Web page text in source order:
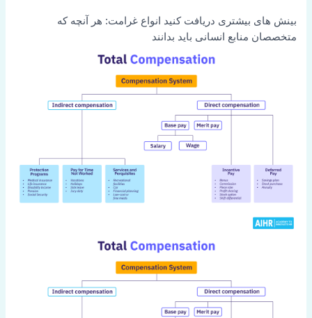
بینش های بیشتری دریافت کنید
انواع غرامت: هر آنچه که
متخصصان منابع انسانی باید بدانند